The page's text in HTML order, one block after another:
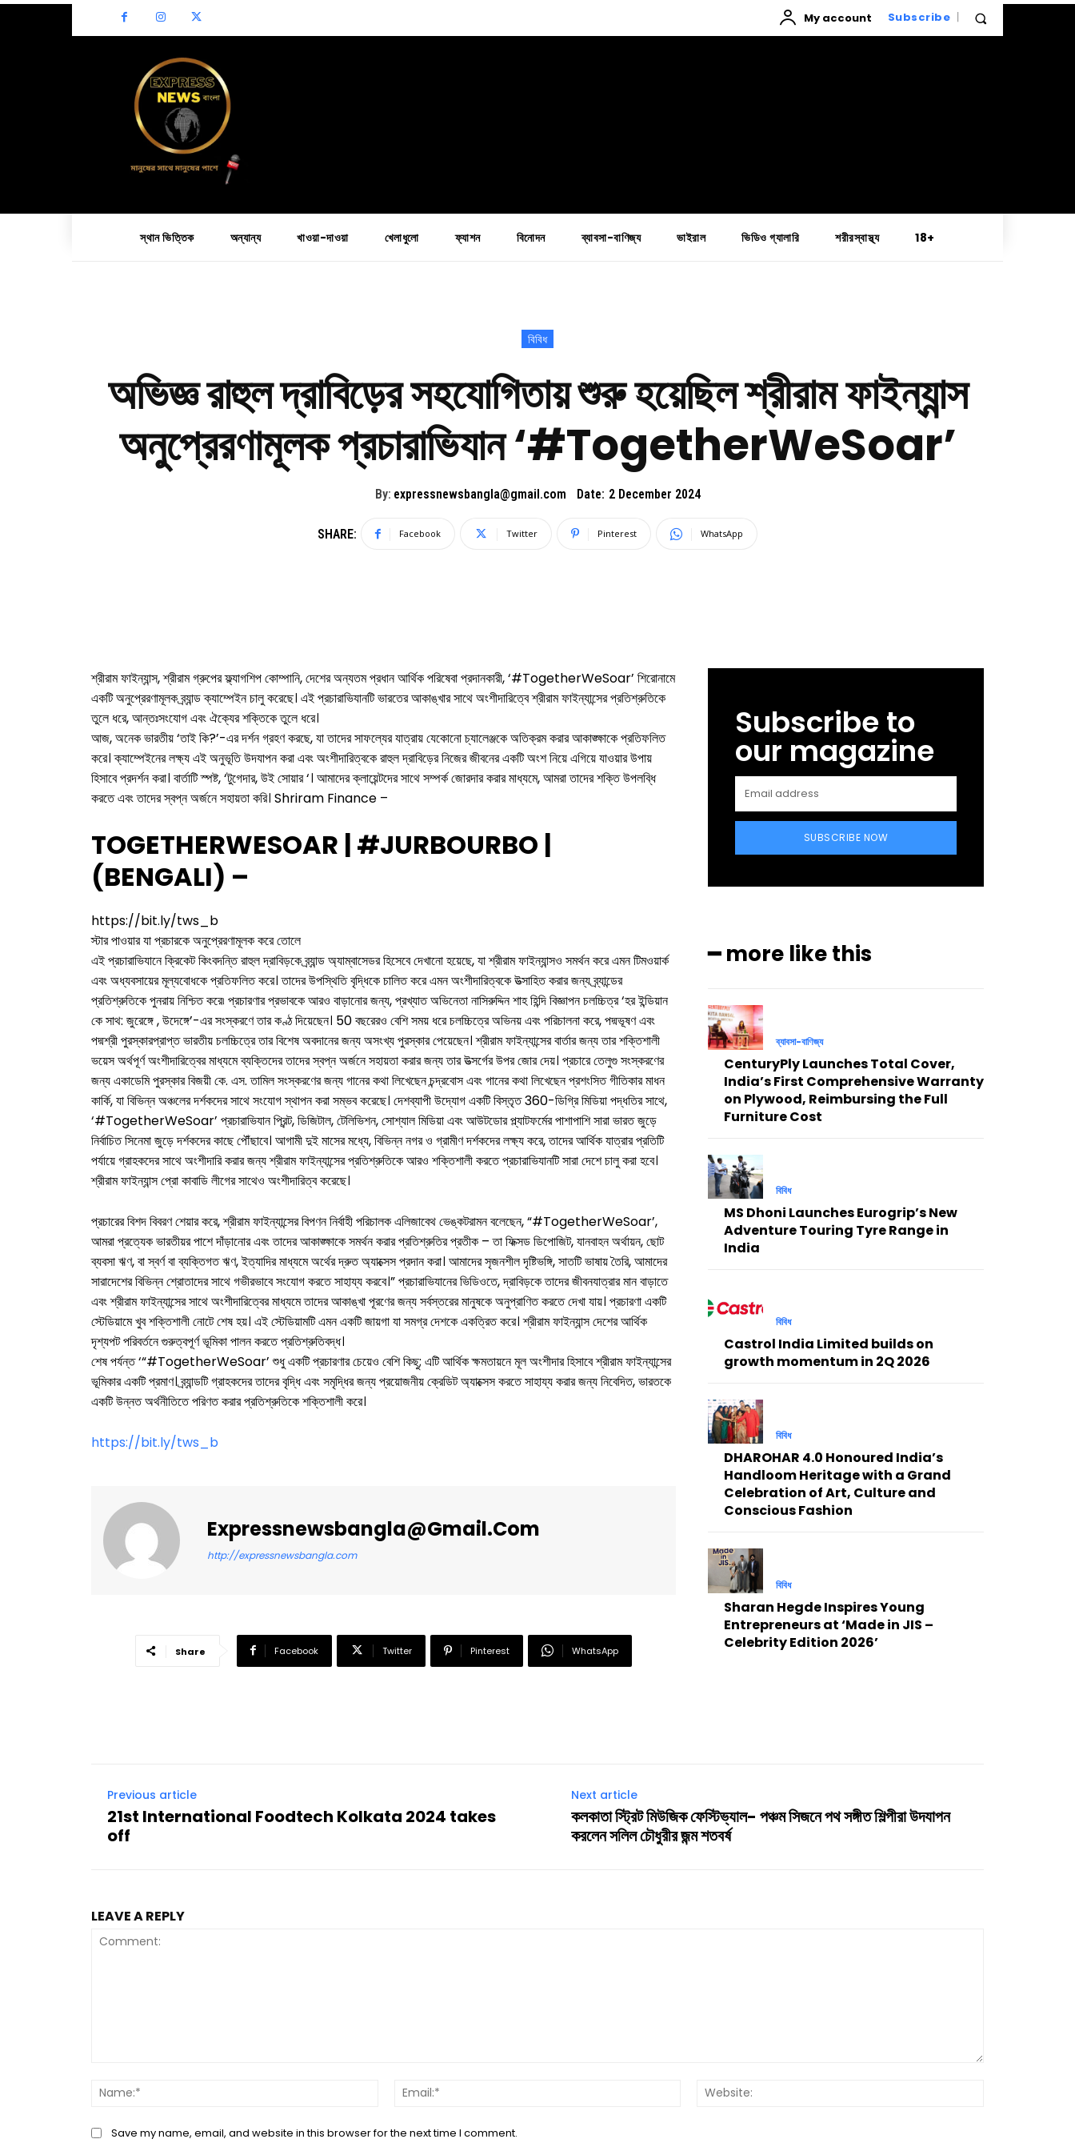
My account Subscribe
স্থান ভিত্তিক অন্যান্য খাওয়া-দাওয়া খেলাধুলো ফ্যাশন বিনোদন ব্যাবসা-বাণিজ্য ভাইরাল ভিডিও গ্যালারি শরীরস্বাস্থ্য 18+
বিবিধ
অভিজ্ঞ রাহুল দ্রাবিড়ের সহযোগিতায় শুরু হয়েছিল শ্রীরাম ফাইন্যান্স
অনুপ্রেরণামূলক প্রচারাভিযান ‘#TogetherWeSoar’
By: expressnewsbangla@gmail.com Date: 2 December 2024
SHARE: Facebook Twitter Pinterest WhatsApp
শ্রীরাম ফাইন্যান্স, শ্রীরাম গ্রুপের ফ্ল্যাগশিপ কোম্পানি, দেশের অন্যতম প্রধান আর্থিক পরিষেবা প্রদানকারী, ‘#TogetherWeSoar’ শিরোনামে
একটি অনুপ্রেরণামূলক ব্র্যান্ড ক্যাম্পেইন চালু করেছে। এই প্রচারাভিযানটি ভারতের আকাঙ্খার সাথে অংশীদারিত্বে শ্রীরাম ফাইন্যান্সের প্রতিশ্রুতিকে
তুলে ধরে, আন্তঃসংযোগ এবং ঐক্যের শক্তিকে তুলে ধরে।
আজ, অনেক ভারতীয় ‘তাই কি?’-এর দর্শন গ্রহণ করছে, যা তাদের সাফল্যের যাত্রায় যেকোনো চ্যালেঞ্জকে অতিক্রম করার আকাঙ্ক্ষাকে প্রতিফলিত
করে। ক্যাম্পেইনের লক্ষ্য এই অনুভূতি উদযাপন করা এবং অংশীদারিত্বকে রাহুল দ্রাবিড়ের নিজের জীবনের একটি অংশ নিয়ে এগিয়ে যাওয়ার উপায়
হিসাবে প্রদর্শন করা। বার্তাটি স্পষ্ট, ‘টুগেদার, উই সোয়ার ‘। আমাদের ক্লায়েন্টদের সাথে সম্পর্ক জোরদার করার মাধ্যমে, আমরা তাদের শক্তি উপলব্ধি
করতে এবং তাদের স্বপ্ন অর্জনে সহায়তা করি। Shriram Finance –
TOGETHERWESOAR | #JURBOURBO |
(BENGALI) –
https://bit.ly/tws_b
স্টার পাওয়ার যা প্রচারকে অনুপ্রেরণামূলক করে তোলে
এই প্রচারাভিযানে ক্রিকেট কিংবদন্তি রাহুল দ্রাবিড়কে ব্র্যান্ড অ্যাম্বাসেডর হিসেবে দেখানো হয়েছে, যা শ্রীরাম ফাইন্যান্সও সমর্থন করে এমন টিমওয়ার্ক
এবং অধ্যবসায়ের মূল্যবোধকে প্রতিফলিত করে। তাদের উপস্থিতি বৃদ্ধিকে চালিত করে এমন অংশীদারিত্বকে উত্সাহিত করার জন্য ব্র্যান্ডের
প্রতিশ্রুতিকে পুনরায় নিশ্চিত করে৷ প্রচারণার প্রভাবকে আরও বাড়ানোর জন্য, প্রখ্যাত অভিনেতা নাসিরুদ্দিন শাহ হিন্দি বিজ্ঞাপন চলচ্চিত্র ‘হর ইন্ডিয়ান
কে সাথ: জুরেঙ্গে , উদেঙ্গে’-এর সংস্করণে তার কণ্ঠ দিয়েছেন। 50 বছরেরও বেশি সময় ধরে চলচ্চিত্রে অভিনয় এবং পরিচালনা করে, পদ্মভূষণ এবং
পদ্মশ্রী পুরস্কারপ্রাপ্ত ভারতীয় চলচ্চিত্রে তার বিশেষ অবদানের জন্য অসংখ্য পুরস্কার পেয়েছেন। শ্রীরাম ফাইন্যান্সের বার্তার জন্য তার শক্তিশালী
ভয়েস অর্থপূর্ণ অংশীদারিত্বের মাধ্যমে ব্যক্তিদের তাদের স্বপ্ন অর্জনে সহায়তা করার জন্য তার উত্সর্গের উপর জোর দেয়। প্রচারে তেলুগু সংস্করণের
জন্য একাডেমি পুরস্কার বিজয়ী কে. এস. তামিল সংস্করণের জন্য গানের কথা লিখেছেন চন্দ্রবোস এবং গানের কথা লিখেছেন প্রশংসিত গীতিকার মাধন
কার্কি, যা বিভিন্ন অঞ্চলের দর্শকদের সাথে সংযোগ স্থাপন করা সম্ভব করেছে। দেশব্যাপী উদ্যোগ একটি বিস্তৃত 360-ডিগ্রি মিডিয়া পদ্ধতির সাথে,
‘#TogetherWeSoar’ প্রচারাভিযান প্রিন্ট, ডিজিটাল, টেলিভিশন, সোশ্যাল মিডিয়া এবং আউটডোর প্ল্যাটফর্মের পাশাপাশি সারা ভারত জুড়ে
নির্বাচিত সিনেমা জুড়ে দর্শকদের কাছে পৌঁছাবে। আগামী দুই মাসের মধ্যে, বিভিন্ন নগর ও গ্রামীণ দর্শকদের লক্ষ্য করে, তাদের আর্থিক যাত্রার প্রতিটি
পর্যায়ে গ্রাহকদের সাথে অংশীদারি করার জন্য শ্রীরাম ফাইন্যান্সের প্রতিশ্রুতিকে আরও শক্তিশালী করতে প্রচারাভিযানটি সারা দেশে চালু করা হবে।
শ্রীরাম ফাইন্যান্স প্রো কাবাডি লীগের সাথেও অংশীদারিত্ব করেছে।
প্রচারের বিশদ বিবরণ শেয়ার করে, শ্রীরাম ফাইন্যান্সের বিপণন নির্বাহী পরিচালক এলিজাবেথ ভেঙ্কটরামন বলেছেন, “#TogetherWeSoar’,
আমরা প্রত্যেক ভারতীয়র পাশে দাঁড়ানোর এবং তাদের আকাঙ্ক্ষাকে সমর্থন করার প্রতিশ্রুতির প্রতীক – তা ফিক্সড ডিপোজিট, যানবাহন অর্থায়ন, ছোট
ব্যবসা ঋণ, বা স্বর্ণ বা ব্যক্তিগত ঋণ, ইত্যাদির মাধ্যমে অর্থের দ্রুত অ্যাক্সেস প্রদান করা। আমাদের সৃজনশীল দৃষ্টিভঙ্গি, সাতটি ভাষায় তৈরি, আমাদের
সারাদেশের বিভিন্ন শ্রোতাদের সাথে গভীরভাবে সংযোগ করতে সাহায্য করবে।” প্রচারাভিযানের ভিডিওতে, দ্রাবিড়কে তাদের জীবনযাত্রার মান বাড়াতে
এবং শ্রীরাম ফাইন্যান্সের সাথে অংশীদারিত্বের মাধ্যমে তাদের আকাঙ্খা পূরণের জন্য সর্বস্তরের মানুষকে অনুপ্রাণিত করতে দেখা যায়। প্রচারণা একটি
স্টেডিয়ামে খুব শক্তিশালী নোটে শেষ হয়। এই স্টেডিয়ামটি এমন একটি জায়গা যা সমগ্র দেশকে একত্রিত করে। শ্রীরাম ফাইন্যান্স দেশের আর্থিক
দৃশ্যপট পরিবর্তনে গুরুত্বপূর্ণ ভূমিকা পালন করতে প্রতিশ্রুতিবদ্ধ।
শেষ পর্যন্ত ‘“#TogetherWeSoar’ শুধু একটি প্রচারণার চেয়েও বেশি কিছু; এটি আর্থিক ক্ষমতায়নে মূল অংশীদার হিসাবে শ্রীরাম ফাইন্যান্সের
ভূমিকার একটি প্রমাণ। ব্র্যান্ডটি গ্রাহকদের তাদের বৃদ্ধি এবং সমৃদ্ধির জন্য প্রয়োজনীয় ক্রেডিট অ্যাক্সেস করতে সাহায্য করার জন্য নিবেদিত, ভারতকে
একটি উন্নত অর্থনীতিতে পরিণত করার প্রতিশ্রুতিকে শক্তিশালী করে।
https://bit.ly/tws_b
Expressnewsbangla@gmail.com
http://expressnewsbangla.com
Share Facebook Twitter Pinterest WhatsApp
Subscribe to
our magazine
SUBSCRIBE NOW
━ more like this
ব্যাবসা-বাণিজ্য
CenturyPly Launches Total Cover,
India’s First Comprehensive Warranty
on Plywood, Reimbursing the Full
Furniture Cost
বিবিধ
MS Dhoni Launches Eurogrip’s New
Adventure Touring Tyre Range in
India
বিবিধ
Castrol India Limited builds on
growth momentum in 2Q 2026
বিবিধ
DHAROHAR 4.0 Honoured India’s
Handloom Heritage with a Grand
Celebration of Art, Culture and
Conscious Fashion
বিবিধ
Sharan Hegde Inspires Young
Entrepreneurs at ‘Made in JIS –
Celebrity Edition 2026’
Previous article
21st International Foodtech Kolkata 2024 takes
off
Next article
কলকাতা স্ট্রিট মিউজিক ফেস্টিভ্যাল- পঞ্চম সিজনে পথ সঙ্গীত শিল্পীরা উদযাপন
করলেন সলিল চৌধুরীর জন্ম শতবর্ষ
LEAVE A REPLY
Name:*
Email:*
Save my name, email, and website in this browser for the next time I comment.